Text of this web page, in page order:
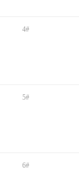
4#
5#
6#